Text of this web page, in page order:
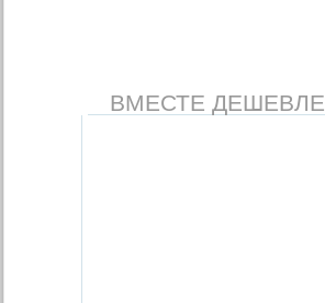
ВМЕСТЕ ДЕШЕВЛЕ